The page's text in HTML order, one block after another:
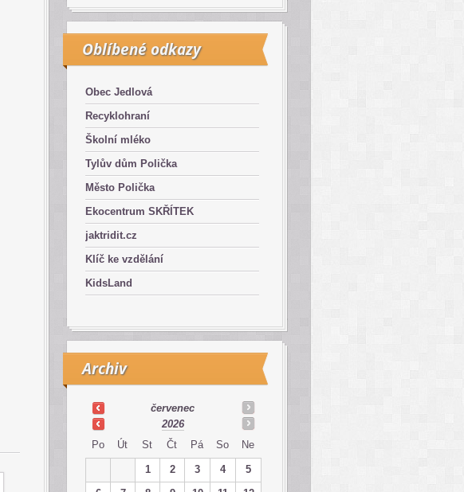
Oblíbené odkazy
Obec Jedlová
Recyklohraní
Školní mléko
Tylův dům Polička
Město Polička
Ekocentrum SKŘÍTEK
jaktridit.cz
Klíč ke vzdělání
KidsLand
Archiv
červenec
2026
Po
Út St Čt Pá So Ne
1 2 3 4
5